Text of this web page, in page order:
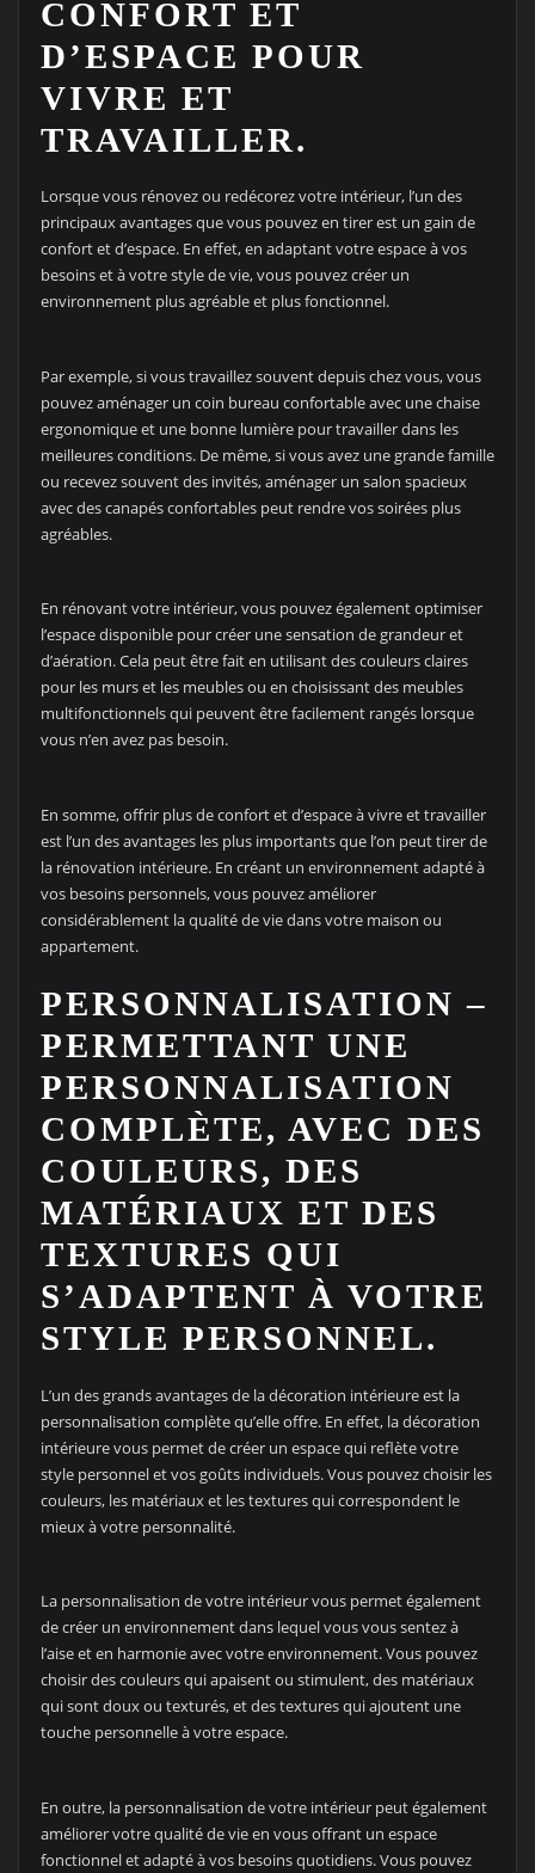
CONFORT ET
D’ESPACE POUR
VIVRE ET
TRAVAILLER.
Lorsque vous rénovez ou redécorez votre intérieur, l’un des
principaux avantages que vous pouvez en tirer est un gain de
confort et d’espace. En effet, en adaptant votre espace à vos
besoins et à votre style de vie, vous pouvez créer un
environnement plus agréable et plus fonctionnel.
Par exemple, si vous travaillez souvent depuis chez vous, vous
pouvez aménager un coin bureau confortable avec une chaise
ergonomique et une bonne lumière pour travailler dans les
meilleures conditions. De même, si vous avez une grande famille
ou recevez souvent des invités, aménager un salon spacieux
avec des canapés confortables peut rendre vos soirées plus
agréables.
En rénovant votre intérieur, vous pouvez également optimiser
l’espace disponible pour créer une sensation de grandeur et
d’aération. Cela peut être fait en utilisant des couleurs claires
pour les murs et les meubles ou en choisissant des meubles
multifonctionnels qui peuvent être facilement rangés lorsque
vous n’en avez pas besoin.
En somme, offrir plus de confort et d’espace à vivre et travailler
est l’un des avantages les plus importants que l’on peut tirer de
la rénovation intérieure. En créant un environnement adapté à
vos besoins personnels, vous pouvez améliorer
considérablement la qualité de vie dans votre maison ou
appartement.
PERSONNALISATION –
PERMETTANT UNE
PERSONNALISATION
COMPLÈTE, AVEC DES
COULEURS, DES
MATÉRIAUX ET DES
TEXTURES QUI
S’ADAPTENT À VOTRE
STYLE PERSONNEL.
L’un des grands avantages de la décoration intérieure est la
personnalisation complète qu’elle offre. En effet, la décoration
intérieure vous permet de créer un espace qui reflète votre
style personnel et vos goûts individuels. Vous pouvez choisir les
couleurs, les matériaux et les textures qui correspondent le
mieux à votre personnalité.
La personnalisation de votre intérieur vous permet également
de créer un environnement dans lequel vous vous sentez à
l’aise et en harmonie avec votre environnement. Vous pouvez
choisir des couleurs qui apaisent ou stimulent, des matériaux
qui sont doux ou texturés, et des textures qui ajoutent une
touche personnelle à votre espace.
En outre, la personnalisation de votre intérieur peut également
améliorer votre qualité de vie en vous offrant un espace
fonctionnel et adapté à vos besoins quotidiens. Vous pouvez